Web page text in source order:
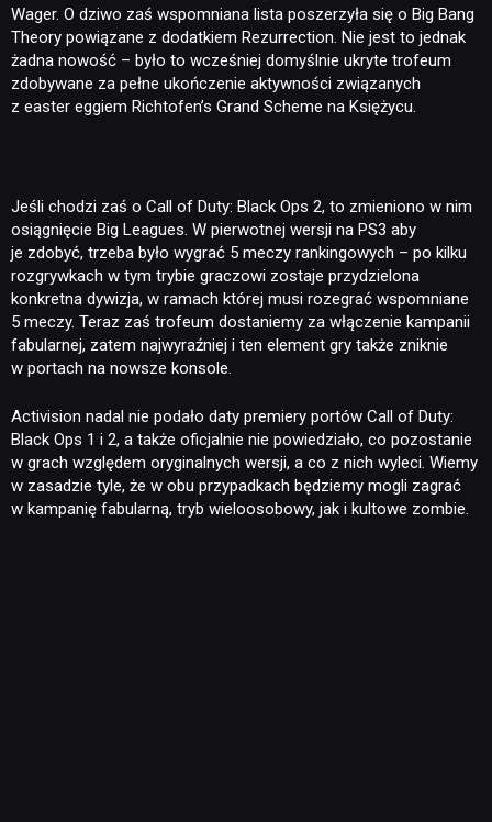
RETRO
DYSKUSJE
JUŻ GRALIŚMY
SKLEP
Wager. O dziwo zaś wspomniana lista poszerzyła się o Big Bang
Theory powiązane z dodatkiem Rezurrection. Nie jest to jednak
żadna nowość – było to wcześniej domyślnie ukryte trofeum
zdobywane za pełne ukończenie aktywności związanych
z easter eggiem Richtofen’s Grand Scheme na Księżycu.
Jeśli chodzi zaś o Call of Duty: Black Ops 2, to zmieniono w nim
osiągnięcie Big Leagues. W pierwotnej wersji na PS3 aby
je zdobyć, trzeba było wygrać 5 meczy rankingowych – po kilku
rozgrywkach w tym trybie graczowi zostaje przydzielona
konkretna dywizja, w ramach której musi rozegrać wspomniane
5 meczy. Teraz zaś trofeum dostaniemy za włączenie kampanii
fabularnej, zatem najwyraźniej i ten element gry także zniknie
w portach na nowsze konsole.
Activision nadal nie podało daty premiery portów Call of Duty:
Black Ops 1 i 2, a także oficjalnie nie powiedziało, co pozostanie
w grach względem oryginalnych wersji, a co z nich wyleci. Wiemy
w zasadzie tyle, że w obu przypadkach będziemy mogli zagrać
w kampanię fabularną, tryb wieloosobowy, jak i kultowe zombie.